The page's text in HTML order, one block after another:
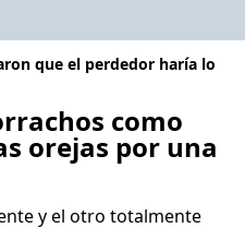
que el perdedor haría lo
como
orejas por una
y el otro totalmente